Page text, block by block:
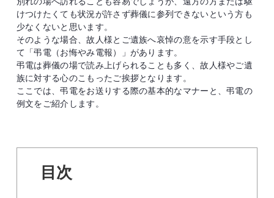
けつけたくても状況が許さず葬儀に参列できないという方も
少なくないと思います。
そのような場合、故人様とご遺族へ哀悼の意を示す手段とし
て「弔電（お悔やみ電報）」があります。
弔電は葬儀の場で読み上げられることも多く、故人様やご遺
族に対する心のこもったご挨拶となります。
ここでは、弔電をお送りする際の基本的なマナーと、弔電の
例文をご紹介します。
目次